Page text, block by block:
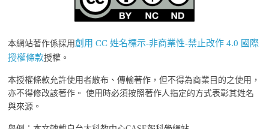
本網站著作係採用創用 CC 姓名標示-非商業性-禁止改作 4.0 國際
授權條款授權。
本授權條款允許使用者散布、傳輸著作，但不得為商業目的之使用，
亦不得修改該著作。 使用時必須按照著作人指定的方式表彰其姓名
與來源。